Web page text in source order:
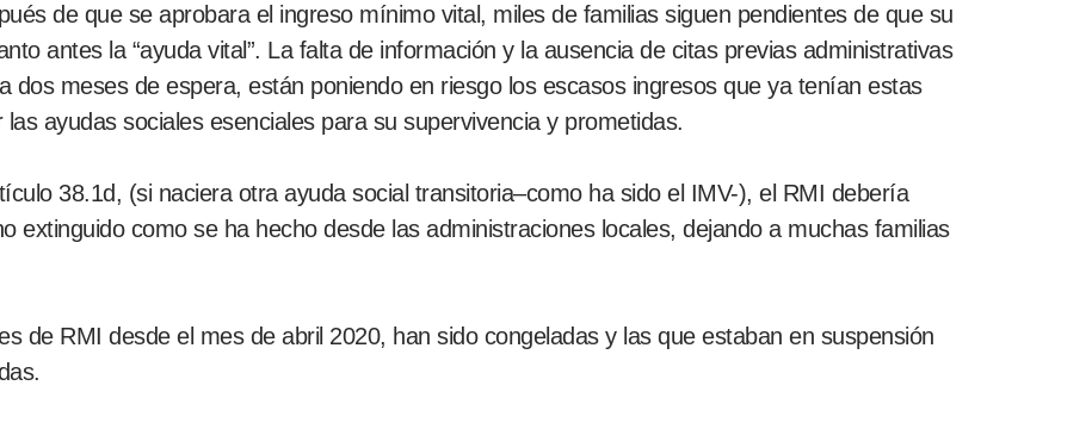
de que se aprobara el ingreso mínimo vital, miles de familias siguen pendientes de que su
antes la “ayuda vital”. La falta de información y la ausencia de citas previas administrativas
dos meses de espera, están poniendo en riesgo los escasos ingresos que ya tenían estas
ayudas sociales esenciales para su supervivencia y prometidas.
38.1d, (si naciera otra ayuda social transitoria–como ha sido el IMV-), el RMI debería
extinguido como se ha hecho desde las administraciones locales, dejando a muchas familias
de RMI desde el mes de abril 2020, han sido congeladas y las que estaban en suspensión